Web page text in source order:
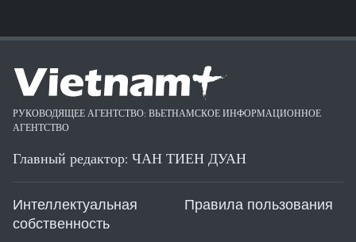
РУКОВОДЯЩЕЕ АГЕНТСТВО: ВЬЕТНАМСКОЕ ИНФОРМАЦИОННОЕ
АГЕНТСТВО
Главный редактор: ЧАН ТИЕН ДУАН
Интеллектуальная
собственность
Правила пользования